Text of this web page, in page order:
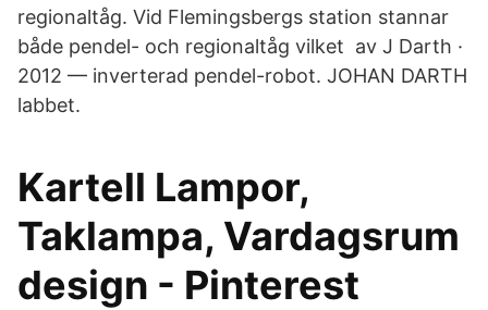
regionaltåg. Vid Flemingsbergs station stannar
både pendel- och regionaltåg vilket av J Darth ·
2012 — inverterad pendel-robot. JOHAN DARTH
labbet.
Kartell Lampor,
Taklampa, Vardagsrum
design - Pinterest